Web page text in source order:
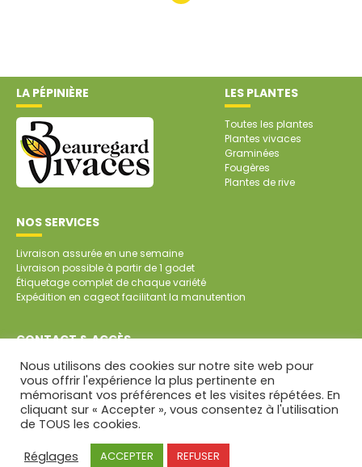
LA PÉPINIÈRE LES PLANTES
Toutes les plantes
Plantes vivaces
Graminées
Fougères
Plantes de rive
NOS SERVICES
Livraison assurée en une semaine
Livraison possible à partir de 1 godet
Étiquetage complet de chaque variété
Expédition en cageot facilitant la manutention
CONTACT & ACCÈS
SARL Pépinière de Beauregard
Beauregard
79700 SAINT-AUBIN DE BAUBIGNÉ
Tél. : 05 49 81 45 64
Mentions légales
Nous utilisons des cookies sur notre site web pour
vous offrir l'expérience la plus pertinente en
mémorisant vos préférences et les visites répétées. En
cliquant sur « Accepter », vous consentez à l'utilisation
de TOUS les cookies.
Réglages
ACCEPTER REFUSER